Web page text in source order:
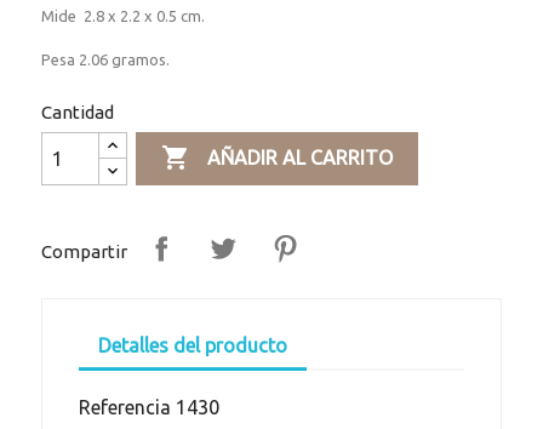
Mide 2.8 x 2.2 x 0.5 cm.
Pesa 2.06 gramos.
Cantidad
 AÑADIR AL CARRITO
Compartir
Detalles del producto
Referencia 1430